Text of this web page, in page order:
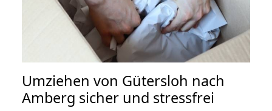
Umziehen von Gütersloh nach
Amberg sicher und stressfrei